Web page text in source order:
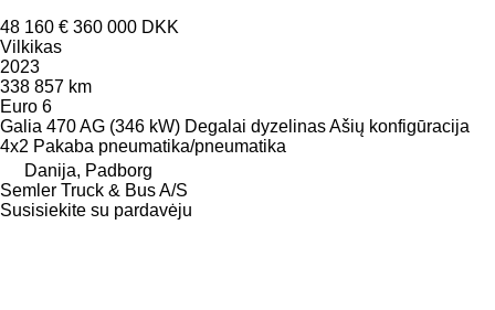
48 160 € 360 000 DKK
Vilkikas
2023
338 857 km
Euro 6
Galia 470 AG (346 kW) Degalai dyzelinasAšių konfigūracija
4x2 Pakaba pneumatika/pneumatika
Danija, Padborg
Semler Truck & Bus A/S
Susisiekite su pardavėju